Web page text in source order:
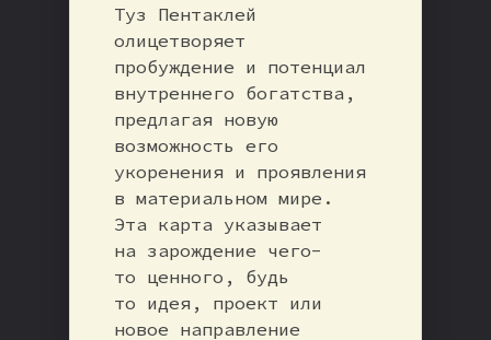
Туз Пентаклей
олицетворяет
пробуждение и потенциал
внутреннего богатства,
предлагая новую
возможность его
укоренения и проявления
в материальном мире.
Эта карта указывает
на зарождение чего-
то ценного, будь
то идея, проект или
новое направление